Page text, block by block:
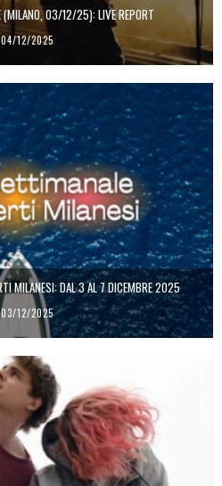
(MILANO, 03/12/25): LIVE REPORT
04/12/2025
MILANESI: DAL 3 AL 7 DICEMBRE 2025
03/12/2025